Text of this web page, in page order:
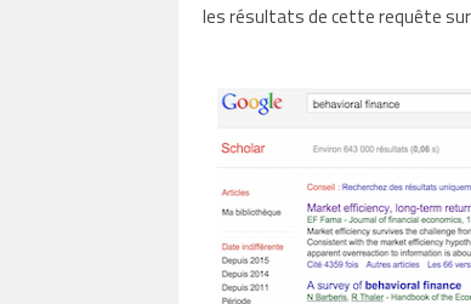
les résultats de cette requête sur